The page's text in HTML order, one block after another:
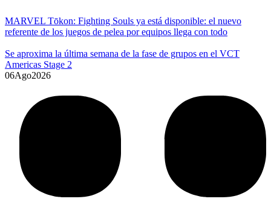
MARVEL Tōkon: Fighting Souls ya está disponible: el nuevo
referente de los juegos de pelea por equipos llega con todo
Se aproxima la última semana de la fase de grupos en el VCT
Americas Stage 2
06Ago2026